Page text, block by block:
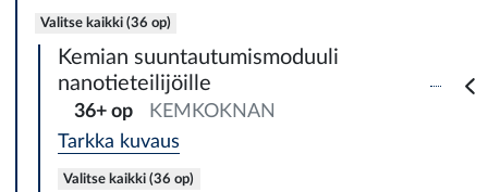
Valitse kaikki (36 op)
Kemian suuntautumismoduuli
nanotieteilijöille
36+ op
KEMKOKNAN
Tarkka kuvaus
Valitse kaikki (36 op)